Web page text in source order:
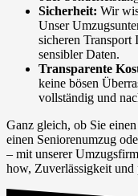
Sicherheit: Wir
Unser
sicheren
sensibler Daten.
Transparente
keine bösen
vollständig und
Ganz gleich, ob Sie
einen Seniorenumzug
– mit unserer
how, Zuverlässigkeit und